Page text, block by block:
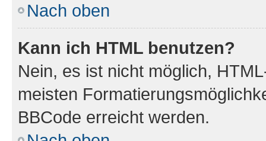
Nach oben
Kann ich HTML benutzen?
Nein, es ist nicht möglich,
meisten
BBCode erreicht werden.